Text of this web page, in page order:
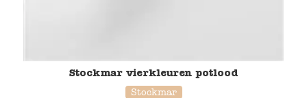
Stockmar vierkleuren potlood
Stockmar